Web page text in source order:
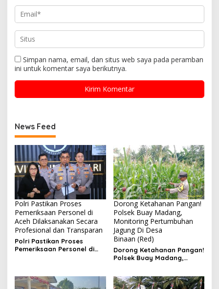
Simpan nama, email, dan situs web saya pada peramban
ini untuk komentar saya berikutnya.
News Feed
Polri Pastikan Proses
Pemeriksaan Personel di
Aceh Dilaksanakan Secara
Profesional dan Transparan
Polri Pastikan Proses
Pemeriksaan Personel di
Dorong Ketahanan Pangan!
Polsek Buay Madang,
Monitoring Pertumbuhan
Jagung Di Desa
Binaan (Red)
Dorong Ketahanan Pangan!
Polsek Buay Madang,